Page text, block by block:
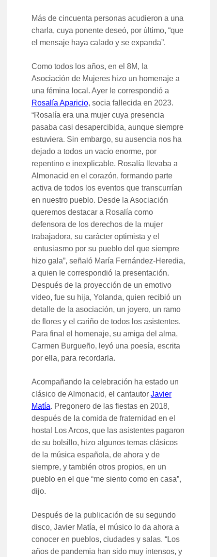
Más de cincuenta personas acudieron a una
charla, cuya ponente deseó, por último, “que
el mensaje haya calado y se expanda”.
Como todos los años, en el 8M, la
Asociación de Mujeres hizo un homenaje a
una fémina local. Ayer le correspondió a
Rosalía Aparicio, socia fallecida en 2023.
“Rosalía era una mujer cuya presencia
pasaba casi desapercibida, aunque siempre
estuviera. Sin embargo, su ausencia nos ha
dejado a todos un vacío enorme, por
repentino e inexplicable. Rosalía llevaba a
Almonacid en el corazón, formando parte
activa de todos los eventos que transcurrían
en nuestro pueblo. Desde la Asociación
queremos destacar a Rosalía como
defensora de los derechos de la mujer
trabajadora, su carácter optimista y el
entusiasmo por su pueblo del que siempre
hizo gala”, señaló María Fernández-Heredia,
a quien le correspondió la presentación.
Después de la proyección de un emotivo
video, fue su hija, Yolanda, quien recibió un
detalle de la asociación, un joyero, un ramo
de flores y el cariño de todos los asistentes.
Para final el homenaje, su amiga del alma,
Carmen Burgueño, leyó una poesía, escrita
por ella, para recordarla.
Acompañando la celebración ha estado un
clásico de Almonacid, el cantautor Javier
Matía. Pregonero de las fiestas en 2018,
después de la comida de fraternidad en el
hostal Los Arcos, que las asistentes pagaron
de su bolsillo, hizo algunos temas clásicos
de la música española, de ahora y de
siempre, y también otros propios, en un
pueblo en el que “me siento como en casa”,
dijo.
Después de la publicación de su segundo
disco, Javier Matía, el músico lo da ahora a
conocer en pueblos, ciudades y salas. “Los
años de pandemia han sido muy intensos, y